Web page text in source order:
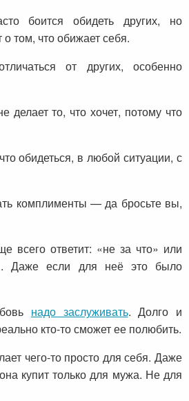
боится обидеть других, но
том, что обижает себя.
от других, особенно
делает то, что хочет, потому что
обидеться, в любой ситуации, с
комплименты — да бросьте вы,
всего ответит: «не за что» или
Даже если для неё это было
надо заслуживать. Долго и
кто-то сможет ее полюбить.
чего-то просто для себя. Даже
купит только для мужа. Не для